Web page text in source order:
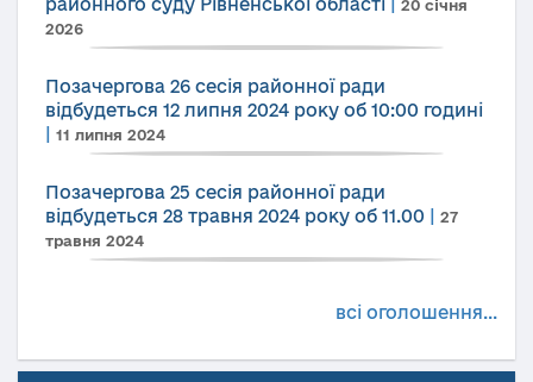
20 січня
2026
Позачергова 26 сесія районної ради
відбудеться 12 липня 2024 року об 10:00 годині
11 липня 2024
Позачергова 25 сесія районної ради
відбудеться 28 травня 2024 року об 11.00
27
травня 2024
всі оголошення...